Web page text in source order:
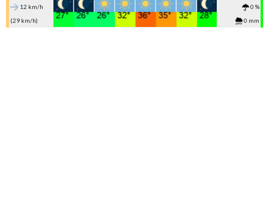
12 km/h
0 %
(29 km/h)
0 mm